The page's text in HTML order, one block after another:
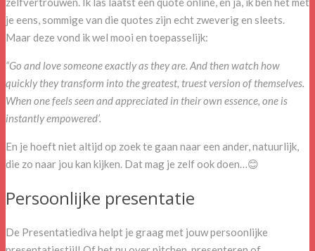
je eens, sommige van die quotes zijn echt zweverig en sleets.
Maar deze vond ik wel mooi en toepasselijk:
“Go and love someone exactly as they are. And then watch how
quickly they transform into the greatest, truest version of themselves.
When one feels seen and appreciated in their own essence, one is
instantly empowered’.
En je hoeft niet altijd op zoek te gaan naar een ander, natuurlijk,
die zo naar jou kan kijken. Dat mag je zelf ook doen…😊
Persoonlijke presentatie
De Presentatiediva helpt je graag met jouw persoonlijke